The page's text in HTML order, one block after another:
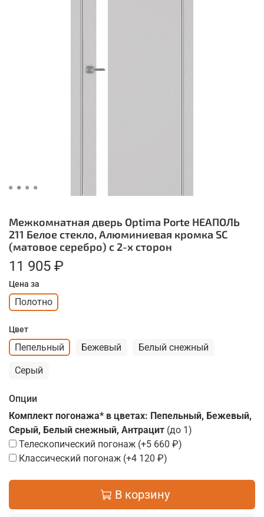
Межкомнатная дверь Optima Porte НЕАПОЛЬ
211 Белое стекло, Алюминиевая кромка SC
(матовое серебро) с 2-х сторон
11 905 ₽
Цена за
Полотно
Цвет
Пепельный Бежевый Белый снежный
Серый
Опции
Комплект погонажа* в цветах: Пепельный, Бежевый,
Серый, Белый снежный, Антрацит (до 1)
Телескопический погонаж (+5 660 ₽)
Классический погонаж (+4 120 ₽)
В корзину